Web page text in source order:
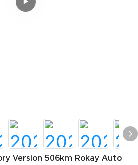
Version 506km Rokay Auto